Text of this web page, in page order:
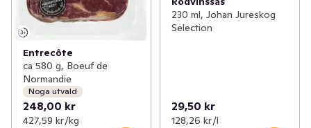
Entrecôte
ca 580 g, Boeuf de
Normandie
Noga utvald
248,00 kr
427,59 kr /kg
230 ml, Johan Jureskog
Selection
29,50 kr
128,26 kr /l